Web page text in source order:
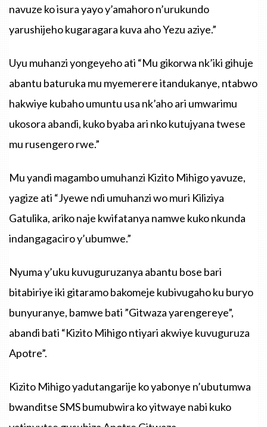
navuze ko isura yayo y’amahoro n’urukundo
yarushijeho kugaragara kuva aho Yezu aziye.”
Uyu muhanzi yongeyeho ati “Mu gikorwa nk’iki gihuje
abantu baturuka mu myemerere itandukanye, ntabwo
hakwiye kubaho umuntu usa nk’aho ari umwarimu
ukosora abandi, kuko byaba ari nko kutujyana twese
mu rusengero rwe.”
Mu yandi magambo umuhanzi Kizito Mihigo yavuze,
yagize ati “Jyewe ndi umuhanzi wo muri Kiliziya
Gatulika, ariko naje kwifatanya namwe kuko nkunda
indangagaciro y’ubumwe.”
Nyuma y’uku kuvuguruzanya abantu bose bari
bitabiriye iki gitaramo bakomeje kubivugaho ku buryo
bunyuranye, bamwe bati ”Gitwaza yarengereye”,
abandi bati “Kizito Mihigo ntiyari akwiye kuvuguruza
Apotre”.
Kizito Mihigo yadutangarije ko yabonye n’ubutumwa
bwanditse SMS bumubwira ko yitwaye nabi kuko